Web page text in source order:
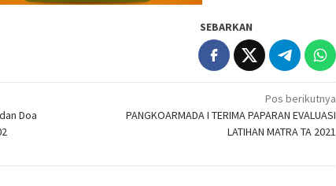
SEBARKAN
Doa
Pos berikutnya
PANGKOARMADA I TERIMA PAPARAN EVALUASI
LATIHAN MATRA TA 2021